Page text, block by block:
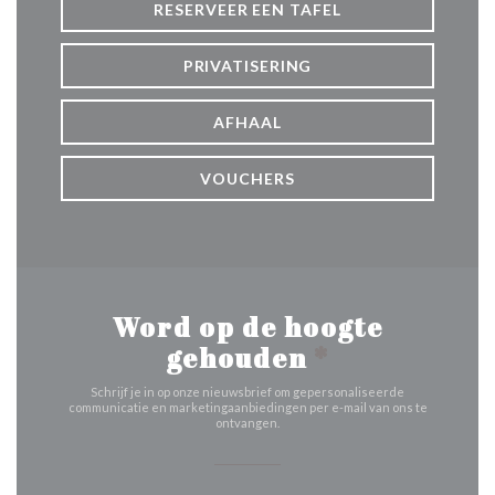
RESERVEER EEN TAFEL
PRIVATISERING
AFHAAL
VOUCHERS
Word op de hoogte
gehouden
Schrijf je in op onze nieuwsbrief om gepersonaliseerde
communicatie en marketingaanbiedingen per e-mail van ons te
ontvangen.